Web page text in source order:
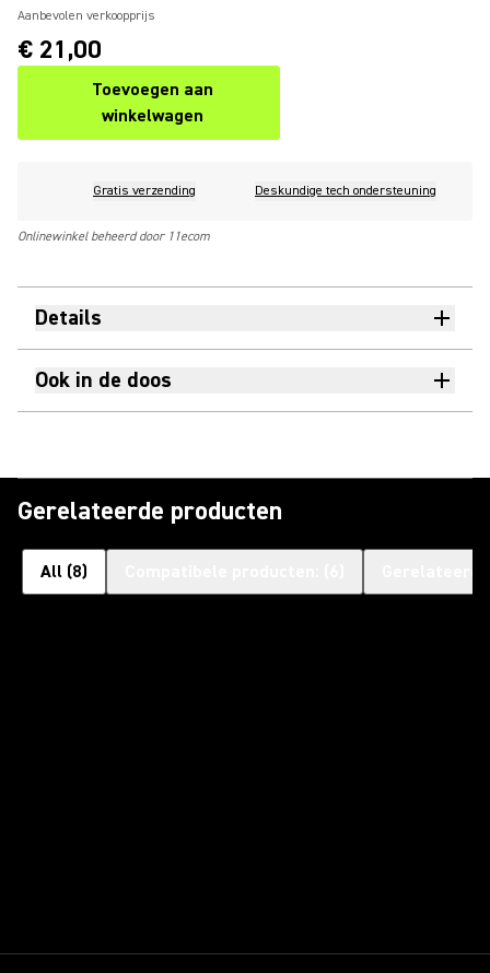
Aanbevolen verkoopprijs
€ 21,00
Toevoegen aan
winkelwagen
Gratis verzending Deskundige tech ondersteuning
Onlinewinkel beheerd door 11ecom
Details
Ook in de doos
Gerelateerde producten
All (8)